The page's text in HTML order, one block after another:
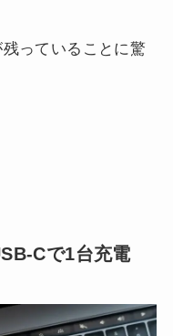
っていることに驚
Cで1台充電